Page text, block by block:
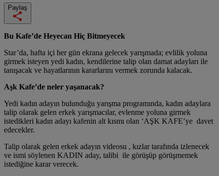
Paylaş
Bu Kafe’de Heyecan Hiç Bitmeyecek
Star’da, hafta içi her gün ekrana gelecek yarışmada; evlilik yoluna
girmek isteyen yedi kadın, kendilerine talip olan damat adayları ile
tanışacak ve hayatlarının kararlarını vermek zorunda kalacak.
Aşk Kafe’de neler yaşanacak?
Yedi kadın adayın bulunduğu yarışma programında, kadın adaylara
talip olarak gelen erkek yarışmacılar, evlenme yoluna girmek
istedikleri kadın adayı kafenin alt kısmı olan ‘AŞK KAFE’ye davet
edecekler.
Talip olarak gelen erkek adayın videosu , kızlar tarafında izlenecek
ve ismi söylenen KADIN aday, talibi ile görüşüp görüşmemek
istediğine karar verecek.